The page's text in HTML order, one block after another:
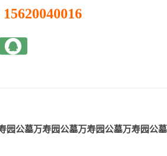
15620040016
园公墓万寿园公墓万寿园公墓万寿园公墓